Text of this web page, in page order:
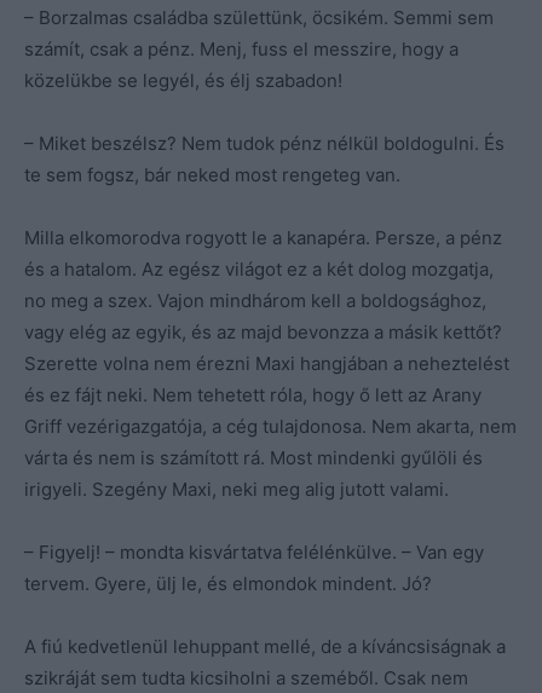
– Borzalmas családba születtünk, öcsikém. Semmi sem
számít, csak a pénz. Menj, fuss el messzire, hogy a
közelükbe se legyél, és élj szabadon!
– Miket beszélsz? Nem tudok pénz nélkül boldogulni. És
te sem fogsz, bár neked most rengeteg van.
Milla elkomorodva rogyott le a kanapéra. Persze, a pénz
és a hatalom. Az egész világot ez a két dolog mozgatja,
no meg a szex. Vajon mindhárom kell a boldogsághoz,
vagy elég az egyik, és az majd bevonzza a másik kettőt?
Szerette volna nem érezni Maxi hangjában a neheztelést
és ez fájt neki. Nem tehetett róla, hogy ő lett az Arany
Griff vezérigazgatója, a cég tulajdonosa. Nem akarta, nem
várta és nem is számított rá. Most mindenki gyűlöli és
irigyeli. Szegény Maxi, neki meg alig jutott valami.
– Figyelj! – mondta kisvártatva felélénkülve. – Van egy
tervem. Gyere, ülj le, és elmondok mindent. Jó?
A fiú kedvetlenül lehuppant mellé, de a kíváncsiságnak a
szikráját sem tudta kicsiholni a szeméből. Csak nem